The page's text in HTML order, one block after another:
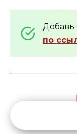
Добавь
по